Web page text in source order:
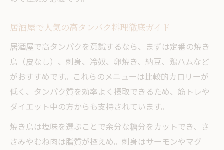
居酒屋で人気の高タンパク料理徹底ガイド
居酒屋で高タンパクを意識するなら、まずは定番の焼き
鳥（皮なし）、刺身、冷奴、卵焼き、納豆、鶏ハムなど
がおすすめです。これらのメニューは比較的カロリーが
低く、タンパク質を効率よく摂取できるため、筋トレや
ダイエット中の方からも支持されています。
焼き鳥は塩味を選ぶことで余分な糖分をカットでき、さ
さみやむね肉は脂質が控えめ。刺身はサーモンやマグ